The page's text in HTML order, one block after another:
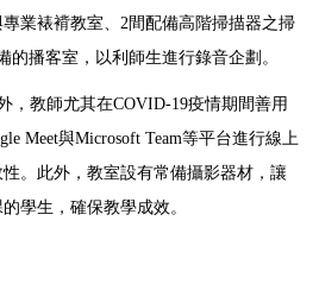
業裱褙教室、 2間配備高階掃描器之掃
的播客室，以利師生進行錄音企劃。
教師尤其在COVID-19疫情期間善用
Meet與Microsoft Team等平台進行線上
。此外，教室設有常備攝影器材，讓
學生，確保教學成效。